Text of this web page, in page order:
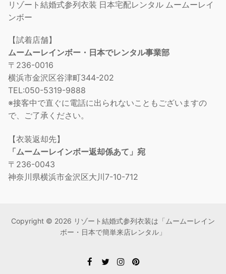
リゾート結婚式参列衣装 日本宅配レンタル ムームーレイ
ンボー
【試着店舗】
ムームーレインボー・日本でレンタル事業部
〒236-0016
横浜市金沢区谷津町344-202
TEL:050-5319-9888
※接客中で直ぐに電話に出られないこともございますの
で、ご了承ください。
【衣装返却先】
「ムームーレインボー返却係あて」宛
〒236-0043
神奈川県横浜市金沢区大川7-10-712
Copyright © 2026 リゾート結婚式参列衣装は「ムームーレイン
ボー・日本で簡単来店レンタル」